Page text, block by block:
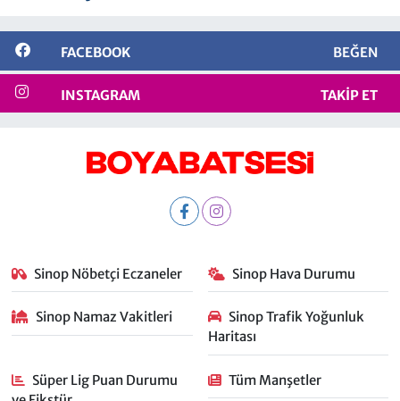
FACEBOOK BEĞEN
INSTAGRAM TAKIP ET
Sinop Nöbetçi Eczaneler Sinop Hava Durumu
Sinop Namaz Vakitleri
Sinop Trafik Yoğunluk
Haritası
Süper Lig Puan Durumu
Tüm Manşetler